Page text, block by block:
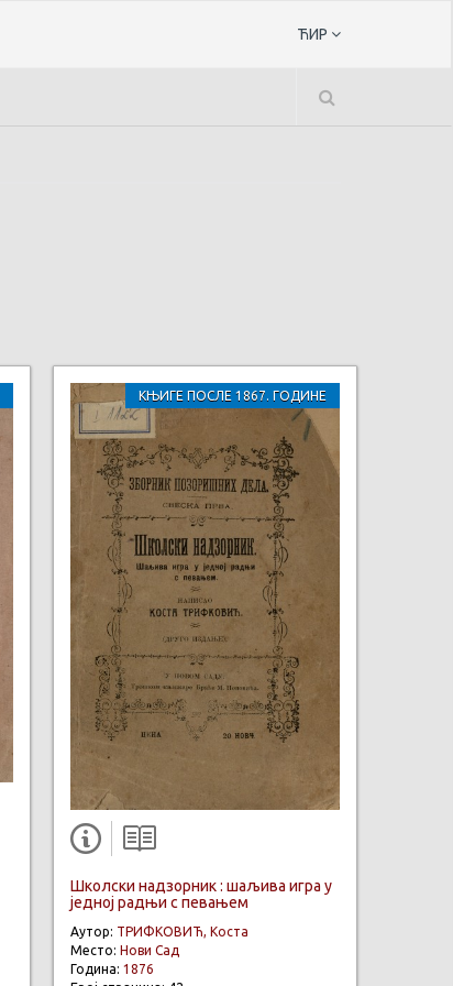
ЋИР
КЊИГЕ ПОСЛЕ 1867. ГОДИНЕ
Школски надзорник : шаљива игра у
једној радњи с певањем
Аутор: ТРИФКОВИЋ, Коста
Место: Нови Сад
Година: 1876